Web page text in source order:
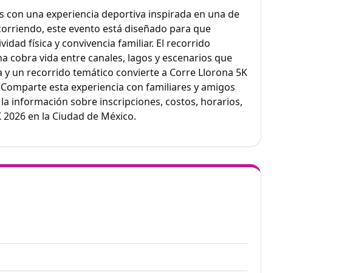
con una experiencia deportiva inspirada en una de
este evento está diseñado para que
física y convivencia familiar. El recorrido
vida entre canales, lagos y escenarios que
un recorrido temático convierte a Corre Llorona 5K
esta experiencia con familiares y amigos
información sobre inscripciones, costos, horarios,
en la Ciudad de México.